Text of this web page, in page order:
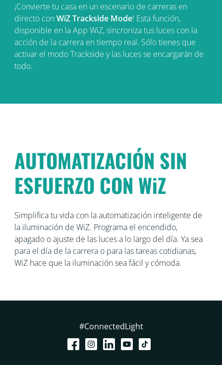
¡Convierte tu casa en un escenario de carreras en
directo conWiZ Trackside Mode! Esta función,
disponible en la App WiZ, sincroniza tus luces con la
acción de la carrera en tiempo real. Sólo tienes que
activar el modo Trackside y las luces se encargarán de
todo.
AUTOMATIZACIÓN SIN
ESFUERZO CON WiZ
Simplifica tu vida con la automatización inteligente de
la iluminación de WiZ. Programa el encendido,
apagado o ajuste de las luces a lo largo del día. Ya sea
para el día de la carrera o para las tareas cotidianas,
WiZ hace que la iluminación sea fácil y cómoda.
#ConnectedLight